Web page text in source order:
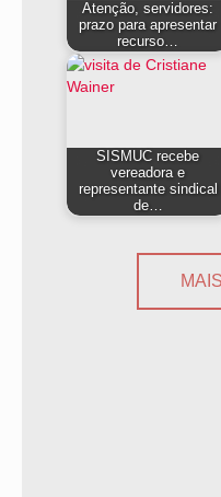
Atenção, servidores:
prazo para apresentar
recurso…
SISMUC recebe
vereadora e
representante sindical
de…